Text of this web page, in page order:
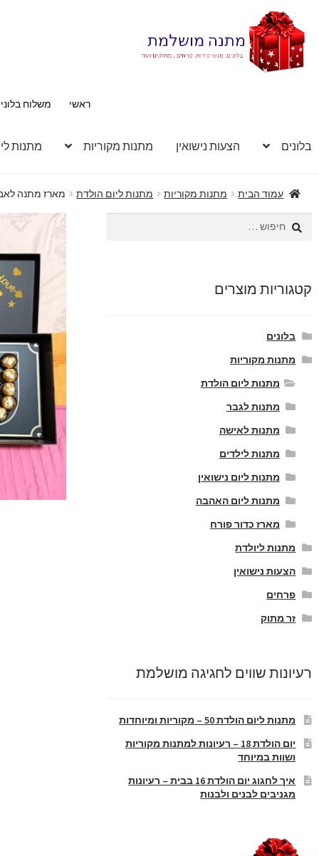
לניווט
לדלג
לתוכן
ראשי משלוח
בלונים הצעות נישואין מתנות מקוריות מתנות
עמוד הבית מתנות מקוריות מתנות ליום הולדת מארז מתנה
חיפוש:
קטגוריות מוצרים
בלונים
מתנות מקוריות
מתנות ליום הולדת
מתנות לגבר
מתנות לאישה
מתנות לילדים
מתנות ליום נישואין
מתנות ליום האהבה
מארז כדור פורח
מתנות ליולדת
הצעות נישואין
פרחים
זר מתוק
רעיונות שווים לחגיגה מושלמת
מתנות ליום הולדת 50 – מקוריות ומיוחדות
יום הולדת 18 – רעיונות למתנות מקוריות
ושוות במיוחד
איך לחגוג יום הולדת 16 בבית – רעיונות
מגניבים לבנים ולבנות